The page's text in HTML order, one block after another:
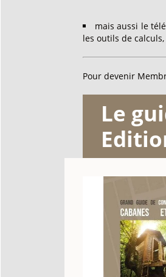
mais aussi le
les outils de calculs,
Pour devenir
Le